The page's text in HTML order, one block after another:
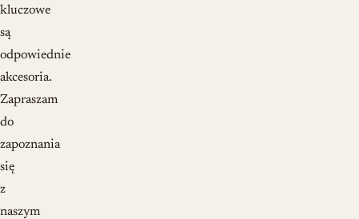
kluczowe
są
odpowiednie
akcesoria.
Zapraszam
do
zapoznania
się
z
naszym